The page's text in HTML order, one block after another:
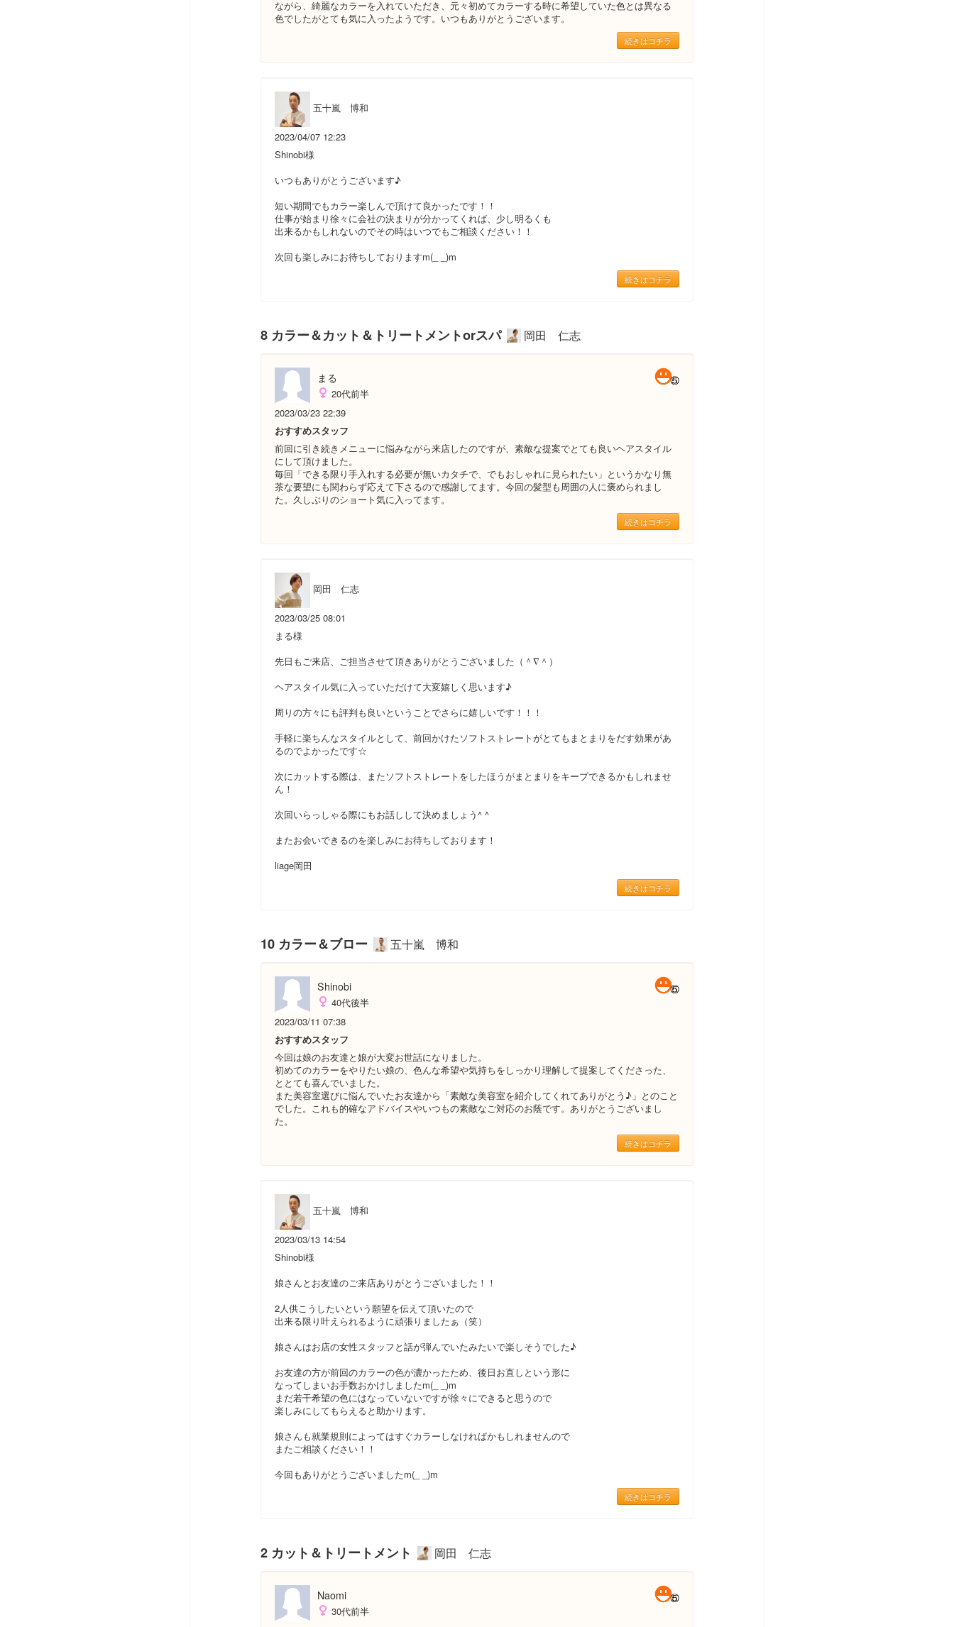
ながら、綺麗なカラーを入れていただき、元々初めてカラーする時に希望していた色とは異なる
色でしたがとても気に入ったようです。いつもありがとうございます。
続きはコチラ
五十嵐 博和
2023/04/07 12:23
Shinobi様
いつもありがとうございます♪
短い期間でもカラー楽しんで頂けて良かったです！！
仕事が始まり徐々に会社の決まりが分かってくれば、少し明るくも
出来るかもしれないのでその時はいつでもご相談ください！！
次回も楽しみにお待ちしておりますm(_ _)m
続きはコチラ
8 カラー＆カット＆トリートメントorスパ 岡田 仁志
まる
20代前半
2023/03/23 22:39
おすすめスタッフ
前回に引き続きメニューに悩みながら来店したのですが、素敵な提案でとても良いヘアスタイル
にして頂けました。
毎回「できる限り手入れする必要が無いカタチで、でもおしゃれに見られたい」というかなり無
茶な要望にも関わらず応えて下さるので感謝してます。今回の髪型も周囲の人に褒められまし
た。久しぶりのショート気に入ってます。
続きはコチラ
岡田 仁志
2023/03/25 08:01
まる様
先日もご来店、ご担当させて頂きありがとうございました（＾∇＾）
ヘアスタイル気に入っていただけて大変嬉しく思います♪
周りの方々にも評判も良いということでさらに嬉しいです！！！
手軽に楽ちんなスタイルとして、前回かけたソフトストレートがとてもまとまりをだす効果があ
るのでよかったです☆
次にカットする際は、またソフトストレートをしたほうがまとまりをキープできるかもしれませ
ん！
次回いらっしゃる際にもお話しして決めましょう^ ^
またお会いできるのを楽しみにお待ちしております！
liage岡田
続きはコチラ
10 カラー＆ブロー 五十嵐 博和
Shinobi
40代後半
2023/03/11 07:38
おすすめスタッフ
今回は娘のお友達と娘が大変お世話になりました。
初めてのカラーをやりたい娘の、色んな希望や気持ちをしっかり理解して提案してくださった、
ととても喜んでいました。
また美容室選びに悩んでいたお友達から「素敵な美容室を紹介してくれてありがとう♪」とのこと
でした。これも的確なアドバイスやいつもの素敵なご対応のお蔭です。ありがとうございまし
た。
続きはコチラ
五十嵐 博和
2023/03/13 14:54
Shinobi様
娘さんとお友達のご来店ありがとうございました！！
2人供こうしたいという願望を伝えて頂いたので
出来る限り叶えられるように頑張りましたぁ（笑）
娘さんはお店の女性スタッフと話が弾んでいたみたいで楽しそうでした♪
お友達の方が前回のカラーの色が濃かったため、後日お直しという形に
なってしまいお手数おかけしましたm(_ _)m
まだ若干希望の色にはなっていないですが徐々にできると思うので
楽しみにしてもらえると助かります。
娘さんも就業規則によってはすぐカラーしなければかもしれませんので
またご相談ください！！
今回もありがとうございましたm(_ _)m
続きはコチラ
2 カット＆トリートメント 岡田 仁志
Naomi
30代前半